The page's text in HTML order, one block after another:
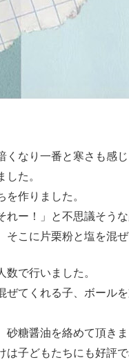
なり一番と寒さも感じ
た。
作りました。
れー！」と不思議そう
こに片栗粉と塩を混ぜ
で行いました。
ぜてくれる子、ボール
糖醤油を絡めて頂きま
は子どもたちにも好評